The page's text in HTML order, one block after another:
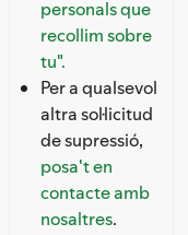
personals que
recollim sobre
tu".
Per a qualsevol
altra sol·licitud
de supressió,
posa't en
contacte amb
nosaltres.